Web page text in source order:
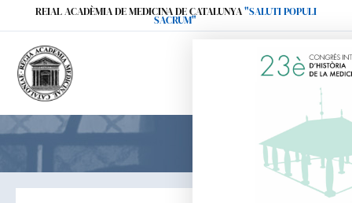
REIAL ACADÈMIA DE MEDICINA DE CATALUNYA"SALUTI POPULI
SACRUM"